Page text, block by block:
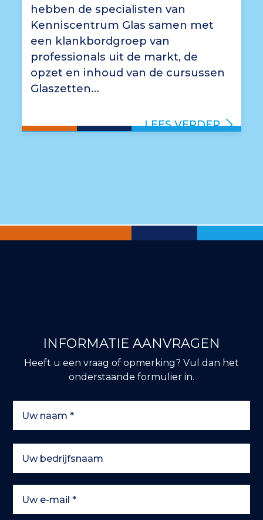
hebben de specialisten van
Kenniscentrum Glas samen met
een klankbordgroep van
professionals uit de markt, de
opzet en inhoud van de cursussen
Glaszetten…
LEES VERDER
INFORMATIE AANVRAGEN
Heeft u een vraag of opmerking? Vul dan het
onderstaande formulier in.